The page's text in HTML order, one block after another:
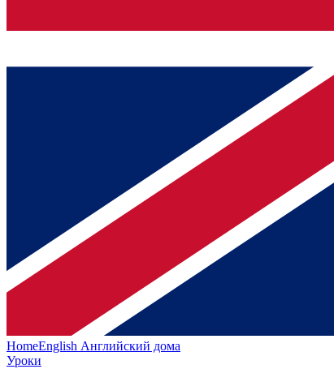
HomeEnglish Английский дома
Уроки